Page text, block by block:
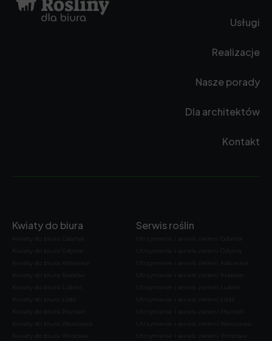
Usługi
Realizacje
Nasze porady
Dla architektów
Kontakt
Kwiaty do biura
Kwiaty do biura Gdańsk
Kwiaty do biura Gdynia
Kwiaty do biura Katowice
Kwiaty do biura Kraków
Kwiaty do biura Lublin
Kwiaty do biura Łódź
Kwiaty do biura Poznań
Kwiaty do biura Warszawa
Kwiaty do biura Wrocław
Serwis roślin
Utrzymanie i serwis zieleni Gdańsk
Utrzymanie i serwis zieleni Gdynia
Utrzymanie i serwis zieleni Katowice
Utrzymanie i serwis zieleni Kraków
Utrzymanie i serwis zieleni Lublin
Utrzymanie i serwis zieleni Łódź
Utrzymanie i serwis zieleni Poznań
Utrzymanie i serwis zieleni Warszawa
Utrzymanie i serwis zieleni Wrocław